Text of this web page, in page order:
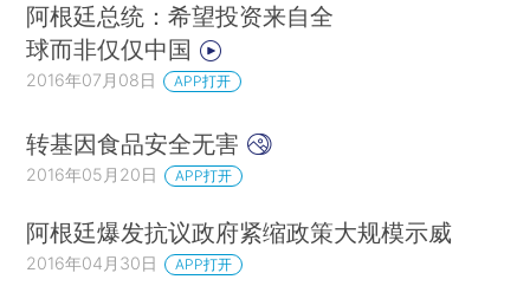
阿根廷总统：希望投资来自全
球而非仅仅中国
2016年07月08日 APP打开
转基因食品安全无害
2016年05月20日 APP打开
阿根廷爆发抗议政府紧缩政策大规模示威
2016年04月30日 APP打开